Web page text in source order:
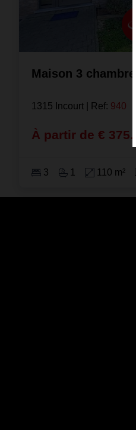
Maison 3
1315 Incourt Ref: 940
À partir de €
3 1 110 m²